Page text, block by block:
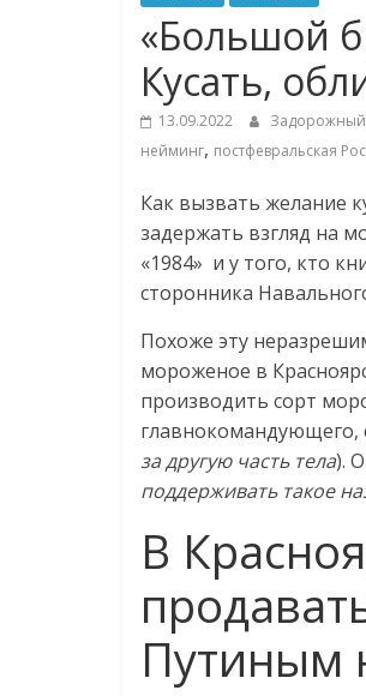
ритейле,
соцсетях
Портал
онлайн-
торговле,
сервисах
для
Commerce,
ритейле,
логистике,
«Большой
Кусать,
13.09.2022 Задорожный
нейминг, постфевральская
Как вызвать желание
задержать взгляд на
«1984» и у того, кто
сторонника
Похоже эту
мороженое в
производить сорт
главнокомандующего,
за другую часть тела).
поддерживать такое
В
Путиным